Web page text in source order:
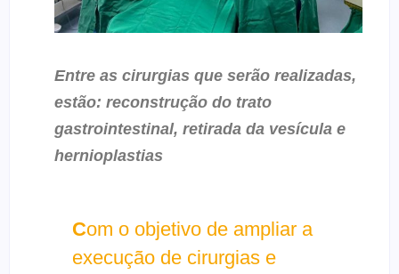
Entre as cirurgias que serão realizadas,
estão: reconstrução do trato
gastrointestinal, retirada da vesícula e
hernioplastias
Com o objetivo de ampliar a
execução de cirurgias e